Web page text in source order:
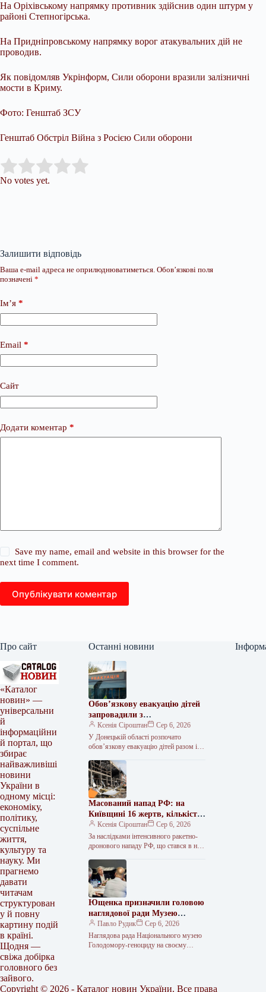
На Оріхівському напрямку противник здійснив один штурм у
районі Степногірська.
На Придніпровському напрямку ворог атакувальних дій не
проводив.
Як повідомляв Укрінформ, Сили оборони вразили залізничні
мости в Криму.
Фото: Генштаб ЗСУ
Генштаб Обстріл Війна з Росією Сили оборони
Rate this item:
No votes yet.
Залишити відповідь
Ваша e-mail адреса не оприлюднюватиметься. Обов’язкові поля
позначені *
Ім’я *
Email *
Сайт
Додати коментар *
Save my name, email and website in this browser for the
next time I comment.
Опублікувати коментар
Про сайт
«Каталог
новин» —
універсальни
й
інформаційни
й портал, що
збирає
найважливіші
новини
України в
одному місці:
економіку,
політику,
суспільне
життя,
культуру та
науку. Ми
прагнемо
давати
читачам
структурован
у й повну
картину подій
в країні.
Щодня —
свіжа добірка
головного без
зайвого.
Останні новини
Обов’язкову евакуацію дітей
запровадили з
найнебезпечніших зон
Краматорська та двох сусідніх
селищ.
Ксенія Сіроштан
Сер 6, 2026
У Донецькій області розпочато
обов’язкову евакуацію дітей разом із
Красноторка та Біленьке, а також
найбільш вразливих…
Масований напад РФ: на
Київщині 16 жертв, кількість
поранених сягнула 36
Ксенія Сіроштан
Сер 6, 2026
За наслідками інтенсивного ракетно-
дронового нападу РФ, що стався в ніч
зафіксовано 36 поранених, 16 людей…
Ющенка призначили головою
наглядової ради Музею
Голодомору
Павло Рудик
Сер 6, 2026
Наглядова рада Національного музею
Голодомору-геноциду на своєму
Copyright © 2026 - Каталог новин України. Все права